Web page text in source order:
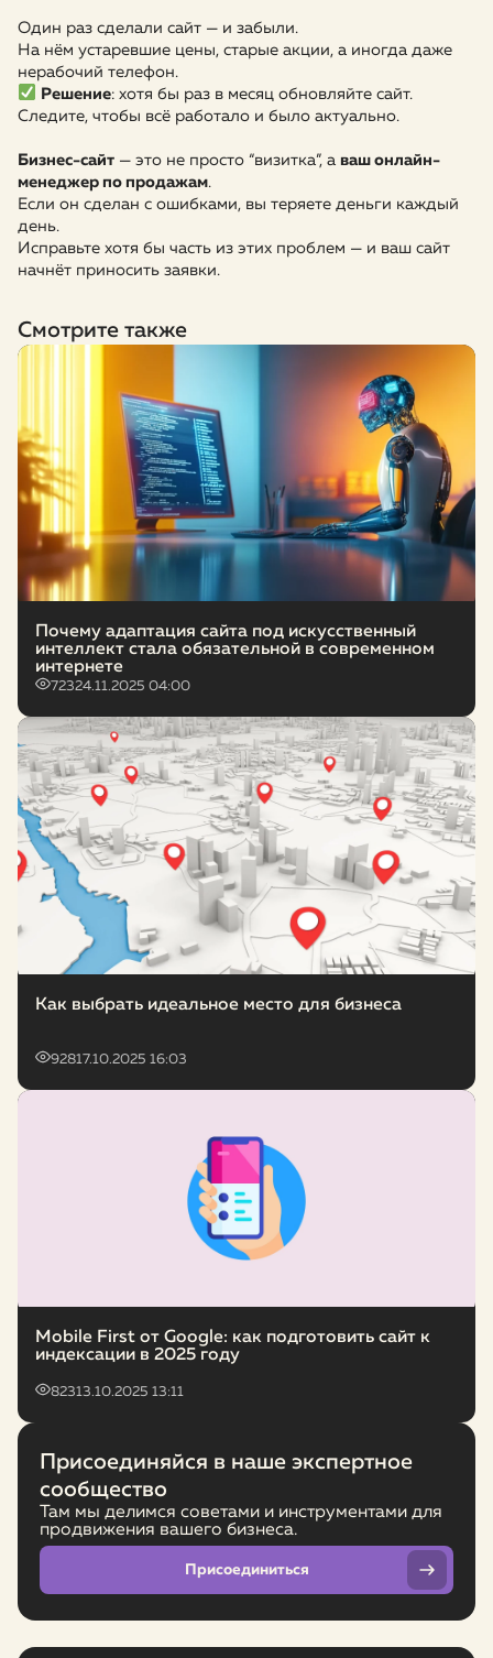
Один раз сделали сайт — и забыли.
На нём устаревшие цены, старые акции, а иногда даже
нерабочий телефон.
Решение: хотя бы раз в месяц обновляйте сайт.
Следите, чтобы всё работало и было актуально.
Бизнес-сайт — это не просто “визитка”, а ваш онлайн-
менеджер по продажам.
Если он сделан с ошибками, вы теряете деньги каждый
день.
Исправьте хотя бы часть из этих проблем — и ваш сайт
начнёт приносить заявки.
Смотрите также
Почему адаптация сайта под искусственный
интеллект стала обязательной в современном
интернете
72324.11.2025 04:00
Как выбрать идеальное место для бизнеса
92817.10.2025 16:03
Mobile First от Google: как подготовить сайт к
индексации в 2025 году
82313.10.2025 13:11
Присоединяйся в наше экспертное
сообщество
Там мы делимся советами и инструментами для
продвижения вашего бизнеса.
Присоединиться